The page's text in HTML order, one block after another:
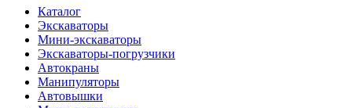
Каталог
Экскаваторы
Мини-экскаваторы
Экскаваторы-погрузчики
Автокраны
Манипуляторы
Автовышки